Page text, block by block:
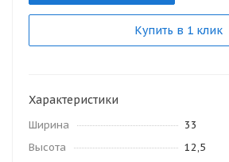
Купить в 1 клик
Характеристики
Ширина
33
Высота
12,5